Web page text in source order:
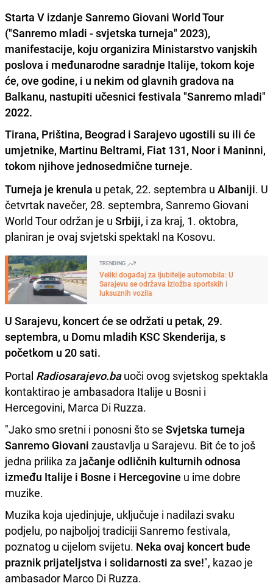
Starta V izdanje Sanremo Giovani World Tour
("Sanremo mladi - svjetska turneja" 2023),
manifestacije, koju organizira Ministarstvo vanjskih
poslova i međunarodne saradnje Italije, tokom koje
će, ove godine, i u nekim od glavnih gradova na
Balkanu, nastupiti učesnici festivala "Sanremo mladi"
2022.
Tirana, Priština, Beograd i Sarajevo ugostili su ili će
umjetnike, Martinu Beltrami, Fiat 131, Noor i Maninni,
tokom njihove jednosedmične turneje.
Turneja je krenula u petak, 22. septembra u Albaniji. U
četvrtak navečer, 28. septembra, Sanremo Giovani
World Tour održan je u Srbiji, i za kraj, 1. oktobra,
planiran je ovaj svjetski spektakl na Kosovu.
TRENDING
Veliki događaj za ljubitelje automobila: U
Sarajevu se održava izložba sportskih i
luksuznih vozila
U Sarajevu, koncert će se održati u petak, 29.
septembra, u Domu mladih KSC Skenderija, s
početkom u 20 sati.
Portal Radiosarajevo.bauoči ovog svjetskog spektakla
kontaktirao je ambasadora Italije u Bosni i
Hercegovini, Marca Di Ruzza.
"Jako smo sretni i ponosni što se Svjetska turneja
Sanremo Giovani zaustavlja u Sarajevu. Bit će to još
jedna prilika za jačanje odličnih kulturnih odnosa
između Italije i Bosne i Hercegovine u ime dobre
muzike.
Muzika koja ujedinjuje, uključuje i nadilazi svaku
podjelu, po najboljoj tradiciji Sanremo festivala,
poznatog u cijelom svijetu. Neka ovaj koncert bude
praznik prijateljstva i solidarnosti za sve!", kazao je
ambasador Marco Di Ruzza.